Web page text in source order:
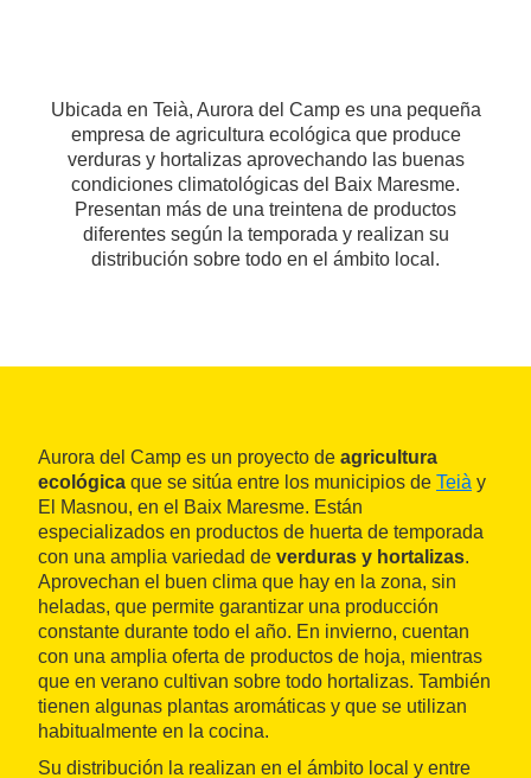
Ubicada en Teià, Aurora del Camp es una pequeña
empresa de agricultura ecológica que produce
verduras y hortalizas aprovechando las buenas
condiciones climatológicas del Baix Maresme.
Presentan más de una treintena de productos
diferentes según la temporada y realizan su
distribución sobre todo en el ámbito local.
Aurora del Camp es un proyecto de agricultura
ecológica que se sitúa entre los municipios de Teià y
El Masnou, en el Baix Maresme. Están
especializados en productos de huerta de temporada
con una amplia variedad de verduras y hortalizas.
Aprovechan el buen clima que hay en la zona, sin
heladas, que permite garantizar una producción
constante durante todo el año. En invierno, cuentan
con una amplia oferta de productos de hoja, mientras
que en verano cultivan sobre todo hortalizas. También
tienen algunas plantas aromáticas y que se utilizan
habitualmente en la cocina.
Su distribución la realizan en el ámbito local y entre